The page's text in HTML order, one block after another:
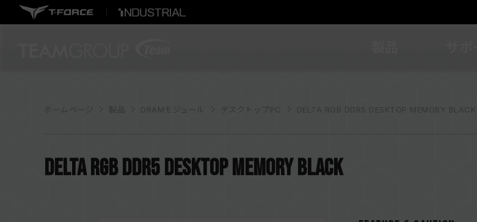
ホームページ DRAMモジュール デスクトップPC DELTA RGB DDR5 DESKTOP MEMORY
DELTA RGB DDR5 DESKTOP MEMORY BLACK